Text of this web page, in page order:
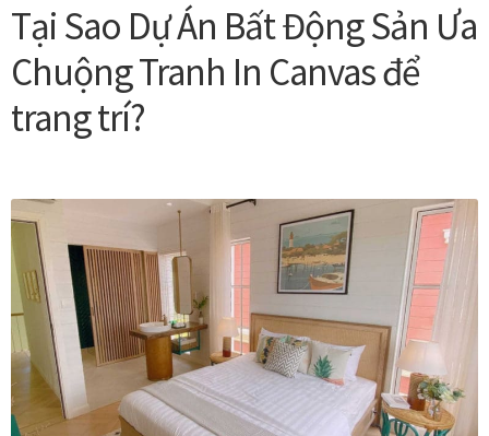
Tại Sao Dự Án Bất Động Sản Ưa
Chuộng Tranh In Canvas để
trang trí?